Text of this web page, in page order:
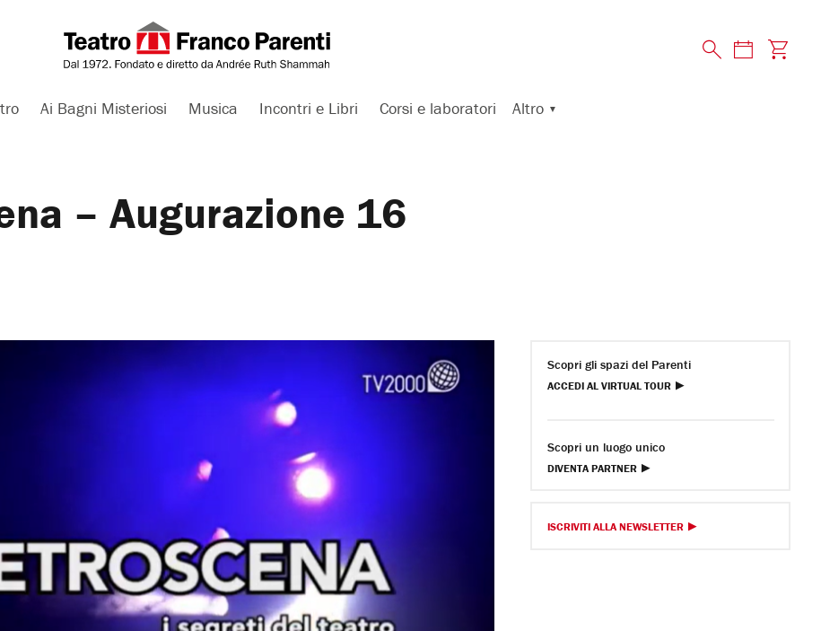
Ai Bagni Misteriosi Musica Incontri e Libri Corsi e laboratori Altro
– Augurazione 16
Scopri gli spazi del Parenti
ACCEDI AL VIRTUAL TOUR
Scopri un luogo unico
DIVENTA PARTNER
ISCRIVITI ALLA NEWSLETTER